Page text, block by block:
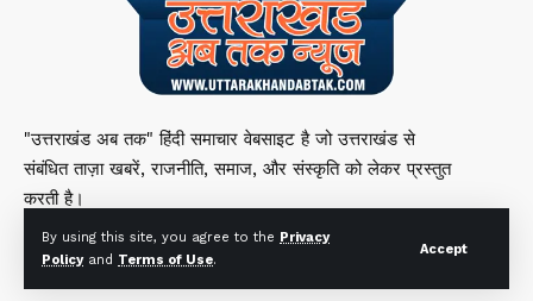
By using this site, you agree to the Privacy
Policyand Terms of Use.
Accept
"उत्तराखंड अब तक" हिंदी समाचार वेबसाइट है जो उत्तराखंड से
संबंधित ताज़ा खबरें, राजनीति, समाज, और संस्कृति को लेकर प्रस्तुत
करती है।